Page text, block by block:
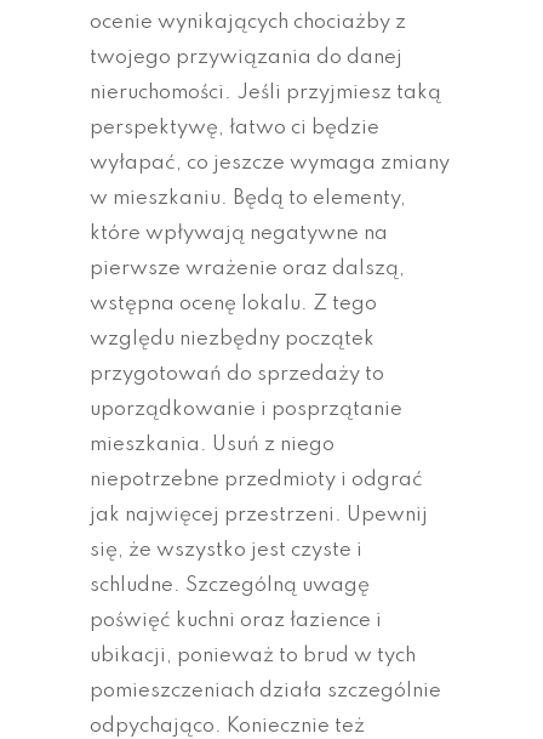
ocenie wynikających chociażby z
twojego przywiązania do danej
nieruchomości. Jeśli przyjmiesz taką
perspektywę, łatwo ci będzie
wyłapać, co jeszcze wymaga zmiany
w mieszkaniu. Będą to elementy,
które wpływają negatywne na
pierwsze wrażenie oraz dalszą,
wstępna ocenę lokalu. Z tego
względu niezbędny początek
przygotowań do sprzedaży to
uporządkowanie i posprzątanie
mieszkania. Usuń z niego
niepotrzebne przedmioty i odgrać
jak najwięcej przestrzeni. Upewnij
się, że wszystko jest czyste i
schludne. Szczególną uwagę
poświęć kuchni oraz łazience i
ubikacji, ponieważ to brud w tych
pomieszczeniach działa szczególnie
odpychająco. Koniecznie też